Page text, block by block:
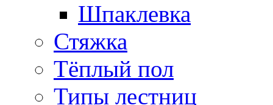
Шпаклевка
Стяжка
Тёплый пол
Типы лестниц